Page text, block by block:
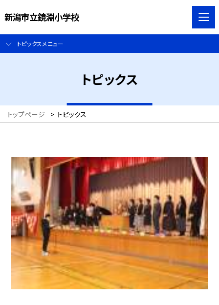
新潟市立鏡淵小学校
トピックスメニュー
トピックス
トップページ > トピックス